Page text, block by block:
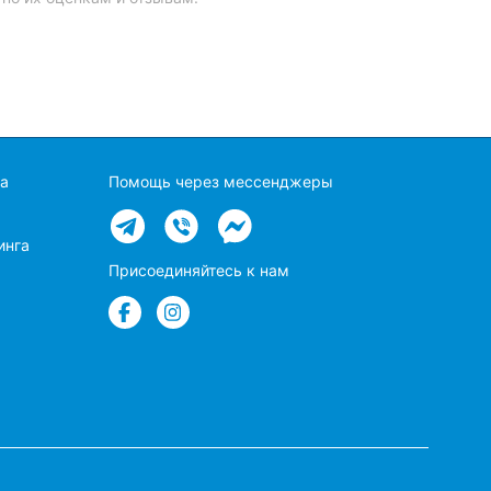
Помощь через мессенджеры
Присоединяйтесь к нам